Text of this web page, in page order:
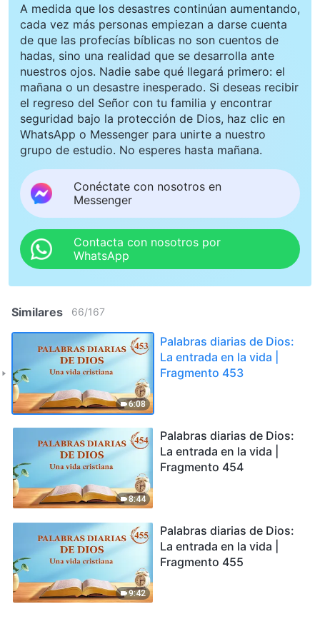
A medida que los desastres continúan aumentando,
cada vez más personas empiezan a darse cuenta
de que las profecías bíblicas no son cuentos de
hadas, sino una realidad que se desarrolla ante
nuestros ojos. Nadie sabe qué llegará primero: el
mañana o un desastre inesperado. Si deseas recibir
el regreso del Señor con tu familia y encontrar
seguridad bajo la protección de Dios, haz clic en
WhatsApp o Messenger para unirte a nuestro
grupo de estudio. No esperes hasta mañana.
Conéctate con nosotros en
Messenger
Contacta con nosotros por
WhatsApp
Similares 66/167
6:08
Palabras diarias de Dios:
La entrada en la vida |
Fragmento 453
8:44
Palabras diarias de Dios:
La entrada en la vida |
Fragmento 454
9:42
Palabras diarias de Dios:
La entrada en la vida |
Fragmento 455